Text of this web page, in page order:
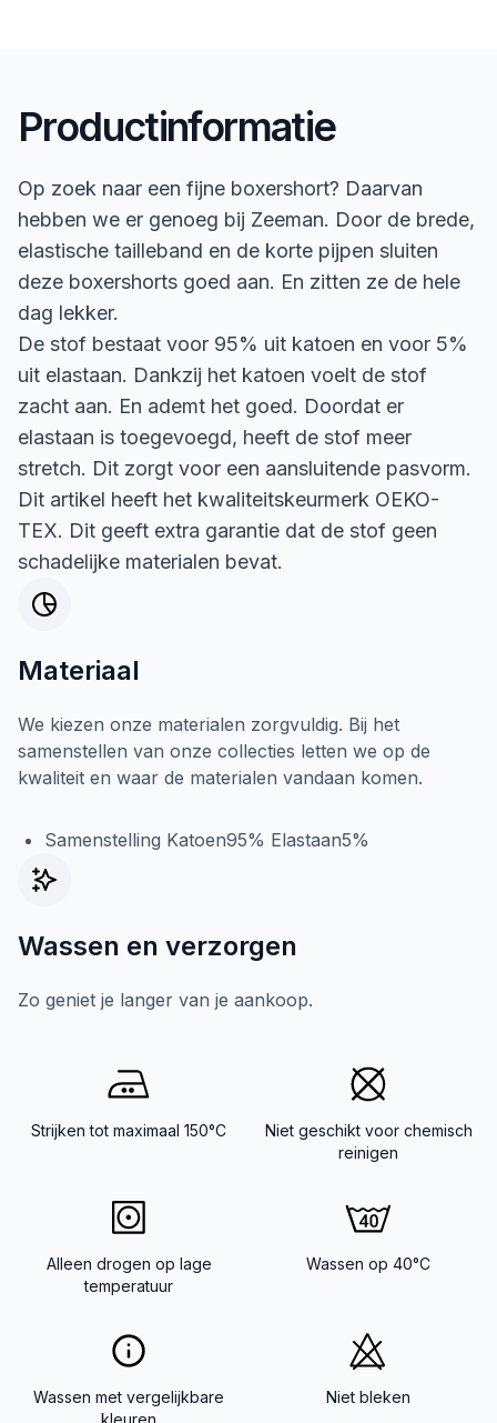
Productinformatie
Op zoek naar een fijne boxershort? Daarvan
hebben we er genoeg bij Zeeman. Door de brede,
elastische tailleband en de korte pijpen sluiten
deze boxershorts goed aan. En zitten ze de hele
dag lekker.
De stof bestaat voor 95% uit katoen en voor 5%
uit elastaan. Dankzij het katoen voelt de stof
zacht aan. En ademt het goed. Doordat er
elastaan is toegevoegd, heeft de stof meer
stretch. Dit zorgt voor een aansluitende pasvorm.
Dit artikel heeft het kwaliteitskeurmerk OEKO-
TEX. Dit geeft extra garantie dat de stof geen
schadelijke materialen bevat.
Materiaal
We kiezen onze materialen zorgvuldig. Bij het
samenstellen van onze collecties letten we op de
kwaliteit en waar de materialen vandaan komen.
Samenstelling Katoen95% Elastaan5%
Wassen en verzorgen
Zo geniet je langer van je aankoop.
Strijken tot maximaal 150°C
Niet geschikt voor chemisch
reinigen
Alleen drogen op lage
temperatuur
Wassen op 40°C
Wassen met vergelijkbare
kleuren
Niet bleken